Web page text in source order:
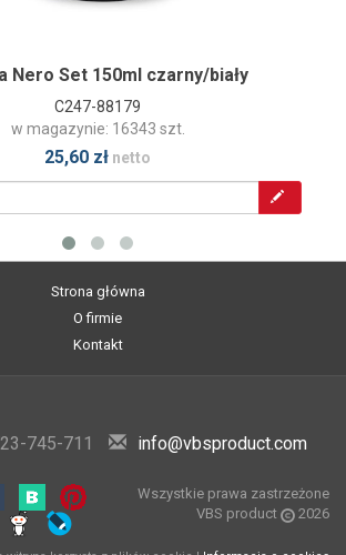
Nero Set 150ml czarny/biały
C247-88179
w magazynie: 16343 szt.
25,60 zł netto
Strona główna
O firmie
Kontakt
745-711 info@vbsproduct.com
Wszystkie prawa zastrzeżone
VBS product
2026